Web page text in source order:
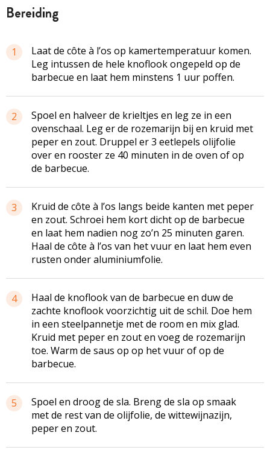
bereiding
1
Laat de côte à l’os op kamertemperatuur komen.
Leg intussen de hele knoflook ongepeld op de
barbecue en laat hem minstens 1 uur poffen.
2
Spoel en halveer de krieltjes en leg ze in een
ovenschaal. Leg er de rozemarijn bij en kruid met
peper en zout. Druppel er 3 eetlepels olijfolie
over en rooster ze 40 minuten in de oven of op
de barbecue.
3
Kruid de côte à l’os langs beide kanten met peper
en zout. Schroei hem kort dicht op de barbecue
en laat hem nadien nog zo’n 25 minuten garen.
Haal de côte à l’os van het vuur en laat hem even
rusten onder aluminiumfolie.
4
Haal de knoflook van de barbecue en duw de
zachte knoflook voorzichtig uit de schil. Doe hem
in een steelpannetje met de room en mix glad.
Kruid met peper en zout en voeg de rozemarijn
toe. Warm de saus op op het vuur of op de
barbecue.
5
Spoel en droog de sla. Breng de sla op smaak
met de rest van de olijfolie, de wittewijnazijn,
peper en zout.